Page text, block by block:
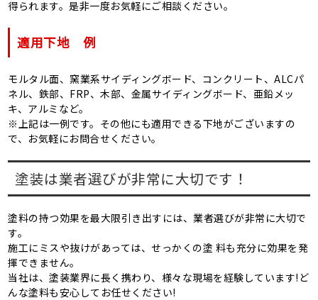
得られます。是非一度お気軽にご相談ください。
適用下地 例
モルタル面、窯業系サイディングボード、コンクリート、ALCパ
ネル、鉄部、FRP、木部、金属サイディングボード、亜鉛メッ
キ、アルミなど。
※上記は一例です。その他にも適用できる下地がございますの
で、お気軽にお問合せください。
塗装は業者選びが非常に大切です！
塗料の持つ効果を最大限引き出すには、業者選びが非常に大切で
す。
施工にミスや抜けがあっては、せっかくの塗 料も充分に効果を発
揮できません。
当社は、塗装業界に長く携わり、様々な現場を経験しています!ど
んな塗料も安心してお任せください!